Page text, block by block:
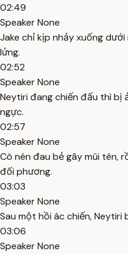
02:49
Speaker None
Jake chỉ kịp nhảy xuống
lửng.
02:52
Speaker None
Neytiri đang chiến đấu thì bị
ngực.
02:57
Speaker None
Cô nén đau bẻ gãy mũi tên,
đối phương.
03:03
Speaker None
Sau một hồi ác chiến,
03:06
Speaker None